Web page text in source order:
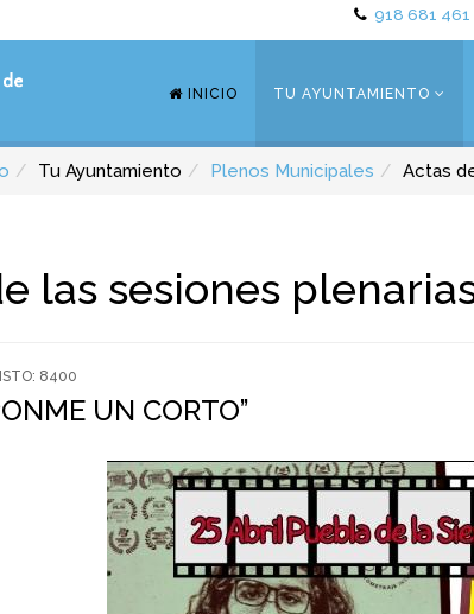
918 681 461
INICIO TU AYUNTAMIENTO
Tu Ayuntamiento Plenos Municipales Actas
las sesiones
8400
UN CORTO”